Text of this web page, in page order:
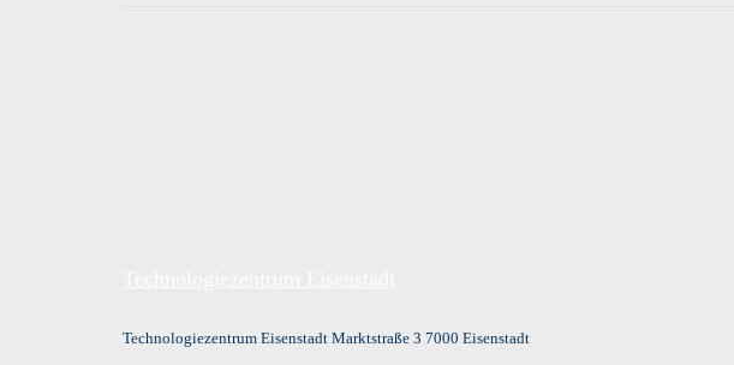
Technologiezentrum Eisenstadt Marktstraße 3 7000 Eisenstadt